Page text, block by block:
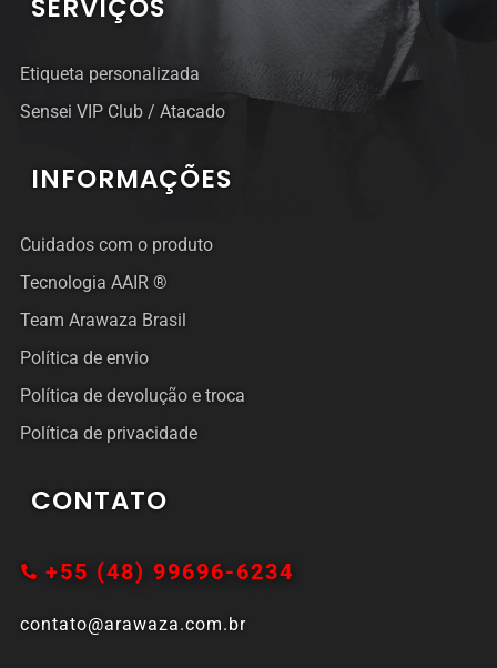
SERVIÇOS
Etiqueta personalizada
Sensei VIP Club / Atacado
INFORMAÇÕES
Cuidados com o produto
Tecnologia AAIR ®
Team Arawaza Brasil
Política de envio
Política de devolução e troca
Política de privacidade
CONTATO
+55 (48) 99696-6234
contato@arawaza.com.br